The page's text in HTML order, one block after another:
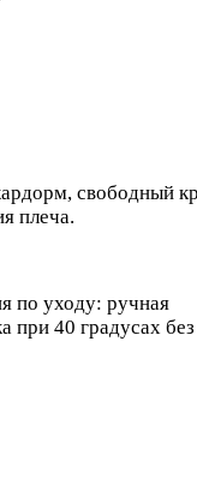
свободный
плеча.
по уходу: ручная
при 40 градусах без